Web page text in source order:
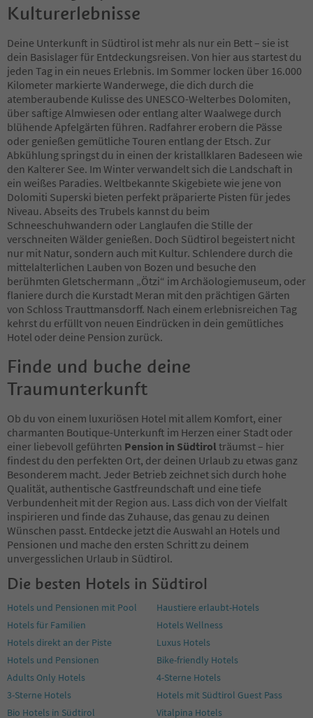
59
60
61
62
63
64
65
66
67
68
69
70
71
72
73
74
75
76
77
78
79
80
81
82
84
85
86
88
89
90
91
92
93
94
95
96
97
98
100
102
103
104
105
107
108
109
Kulturerlebnisse
Deine Unterkunft in Südtirol ist mehr als nur ein Bett – sie ist
dein Basislager für Entdeckungsreisen. Von hier aus startest du
jeden Tag in ein neues Erlebnis. Im Sommer locken über 16.000
Kilometer markierte Wanderwege, die dich durch die
atemberaubende Kulisse des UNESCO-Welterbes Dolomiten,
über saftige Almwiesen oder entlang alter Waalwege durch
blühende Apfelgärten führen. Radfahrer erobern die Pässe
oder genießen gemütliche Touren entlang der Etsch. Zur
Abkühlung springst du in einen der kristallklaren Badeseen wie
den Kalterer See. Im Winter verwandelt sich die Landschaft in
ein weißes Paradies. Weltbekannte Skigebiete wie jene von
Dolomiti Superski bieten perfekt präparierte Pisten für jedes
Niveau. Abseits des Trubels kannst du beim
Schneeschuhwandern oder Langlaufen die Stille der
verschneiten Wälder genießen. Doch Südtirol begeistert nicht
nur mit Natur, sondern auch mit Kultur. Schlendere durch die
mittelalterlichen Lauben von Bozen und besuche den
berühmten Gletschermann „Ötzi“ im Archäologiemuseum, oder
flaniere durch die Kurstadt Meran mit den prächtigen Gärten
von Schloss Trauttmansdorff. Nach einem erlebnisreichen Tag
kehrst du erfüllt von neuen Eindrücken in dein gemütliches
Hotel oder deine Pension zurück.
Finde und buche deine
Traumunterkunft
Ob du von einem luxuriösen Hotel mit allem Komfort, einer
charmanten Boutique-Unterkunft im Herzen einer Stadt oder
einer liebevoll geführten Pension in Südtirol träumst – hier
findest du den perfekten Ort, der deinen Urlaub zu etwas ganz
Besonderem macht. Jeder Betrieb zeichnet sich durch hohe
Qualität, authentische Gastfreundschaft und eine tiefe
Verbundenheit mit der Region aus. Lass dich von der Vielfalt
inspirieren und finde das Zuhause, das genau zu deinen
Wünschen passt. Entdecke jetzt die Auswahl an Hotels und
Pensionen und mache den ersten Schritt zu deinem
unvergesslichen Urlaub in Südtirol.
Die besten Hotels in Südtirol
Hotels und Pensionen mit Pool
Haustiere erlaubt-Hotels
Hotels für Familien
Hotels Wellness
Hotels direkt an der Piste
Luxus Hotels
Hotels und Pensionen
Bike-friendly Hotels
Adults Only Hotels
4-Sterne Hotels
3-Sterne Hotels
Hotels mit Südtirol Guest Pass
Bio Hotels in Südtirol
Vitalpina Hotels